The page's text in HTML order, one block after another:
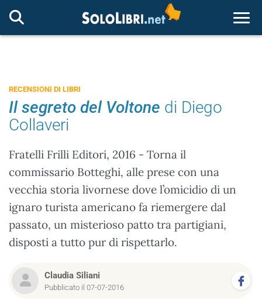
RECENSIONI DI LIBRI
Il segreto del Voltone di Diego
Collaveri
Fratelli Frilli Editori, 2016 - Torna il
commissario Botteghi, alle prese con una
vecchia storia livornese dove l’omicidio di un
ignaro turista americano fa riemergere dal
passato, un misterioso patto tra partigiani,
disposti a tutto pur di rispettarlo.
Claudia Siliani
Pubblicato il 07-07-2016